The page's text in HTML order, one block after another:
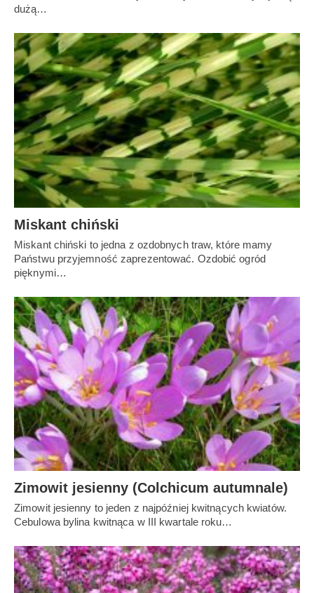
dużą…
Miskant chiński
Miskant chiński to jedna z ozdobnych traw, które mamy
Państwu przyjemność zaprezentować. Ozdobić ogród
pięknymi…
Zimowit jesienny (Colchicum autumnale)
Zimowit jesienny to jeden z najpóźniej kwitnących kwiatów.
Cebulowa bylina kwitnąca w III kwartale roku…